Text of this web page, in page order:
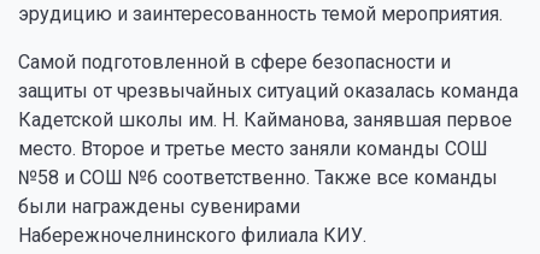
эрудицию и заинтересованность темой мероприятия.
Самой подготовленной в сфере безопасности и
защиты от чрезвычайных ситуаций оказалась команда
Кадетской школы им. Н. Кайманова, занявшая первое
место. Второе и третье место заняли команды СОШ
№58 и СОШ №6 соответственно. Также все команды
были награждены сувенирами
Набережночелнинского филиала КИУ.